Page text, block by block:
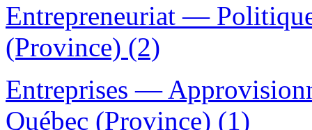
Entrepreneuriat —
(Province) (2)
Entreprises —
Québec (Province) (1)